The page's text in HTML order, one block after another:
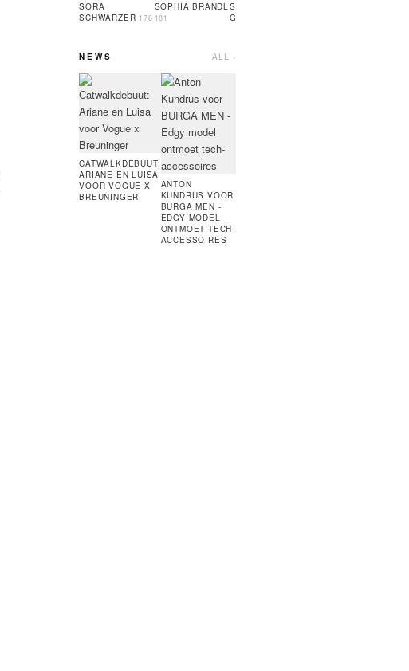
SORA
SCHWARZER 178
SOPHIA BRANDL
181
SERIGNE
GUEYE
NEWS ALL ›
CATWALKDEBUUT:
ARIANE EN LUISA
VOOR VOGUE X
BREUNINGER
ANTON
KUNDRUS VOOR
BURGA MEN -
EDGY MODEL
ONTMOET TECH-
ACCESSOIRES